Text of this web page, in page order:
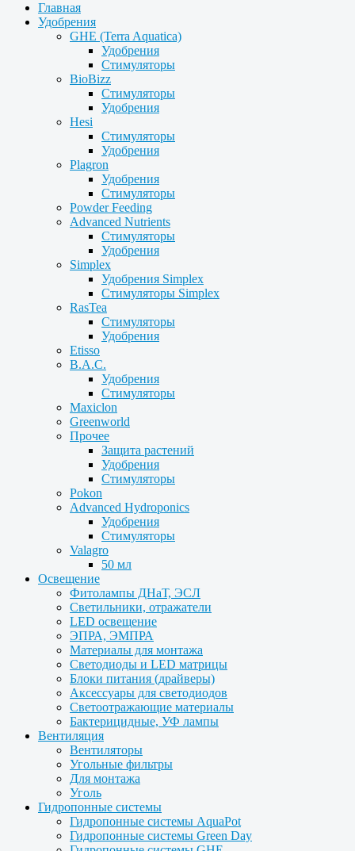
Главная
Удобрения
GHE (Terra Aquatica)
Удобрения
Стимуляторы
BioBizz
Стимуляторы
Удобрения
Hesi
Стимуляторы
Удобрения
Plagron
Удобрения
Стимуляторы
Powder Feeding
Advanced Nutrients
Стимуляторы
Удобрения
Simplex
Удобрения Simplex
Стимуляторы Simplex
RasTea
Стимуляторы
Удобрения
Etisso
B.A.C.
Удобрения
Стимуляторы
Maxiclon
Greenworld
Прочее
Защита растений
Удобрения
Стимуляторы
Pokon
Advanced Hydroponics
Удобрения
Стимуляторы
Valagro
50 мл
Освещение
Фитолампы ДНаТ, ЭСЛ
Светильники, отражатели
LED освещение
ЭПРА, ЭМПРА
Материалы для монтажа
Светодиоды и LED матрицы
Блоки питания (драйверы)
Аксессуары для светодиодов
Светоотражающие материалы
Бактерицидные, УФ лампы
Вентиляция
Вентиляторы
Угольные фильтры
Для монтажа
Уголь
Гидропонные системы
Гидропонные системы AquaPot
Гидропонные системы Green Day